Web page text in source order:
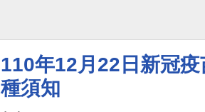
110年12月22日新冠
種須知